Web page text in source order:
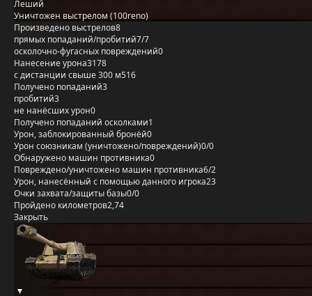
Леший
Уничтожен выстрелом (100reno)
Произведено выстрелов8
прямых попаданий/пробитий7/7
осколочно-фугасных повреждений0
Нанесение урона3178
с дистанции свыше 300 м516
Получено попаданий3
пробитий3
не нанёсших урон0
Получено попаданий осколками1
Урон, заблокированный бронёй0
Урон союзникам (уничтожено/повреждений)0/0
Обнаружено машин противника0
Повреждено/уничтожено машин противника6/2
Урон, нанесённый с помощью данного игрока23
Очки захвата/защиты базы0/0
Пройдено километров2,74
Закрыть